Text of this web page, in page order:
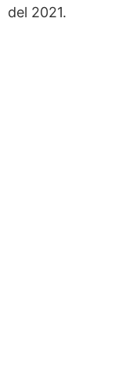
del 2021.